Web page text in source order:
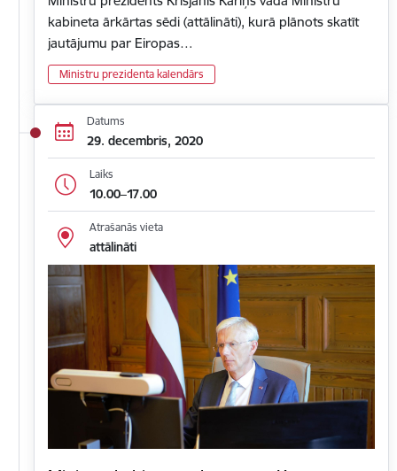
kabineta ārkārtas sēdi (attālināti), kurā plānots skatīt
jautājumu par Eiropas…
Ministru prezidenta kalendārs
Datums
29. decembris, 2020
Laiks
10.00–17.00
Atrašanās vieta
attālināti